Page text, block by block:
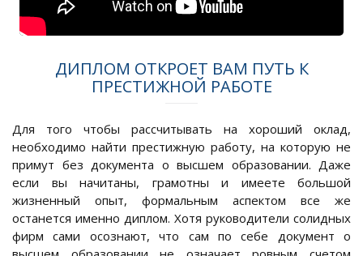
ДИПЛОМ ОТКРОЕТ ВАМ ПУТЬ К
ПРЕСТИЖНОЙ РАБОТЕ
Для того чтобы рассчитывать на хороший оклад,
необходимо найти престижную работу, на которую не
примут без документа о высшем образовании. Даже
если вы начитаны, грамотны и имеете большой
жизненный опыт, формальным аспектом все же
останется именно диплом. Хотя руководители солидных
фирм сами осознают, что сам по себе документ о